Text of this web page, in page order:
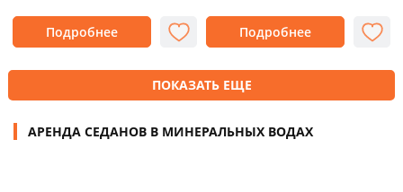
Подробнее Подробнее
ПОКАЗАТЬ ЕЩЕ
АРЕНДА СЕДАНОВ В МИНЕРАЛЬНЫХ ВОДАХ